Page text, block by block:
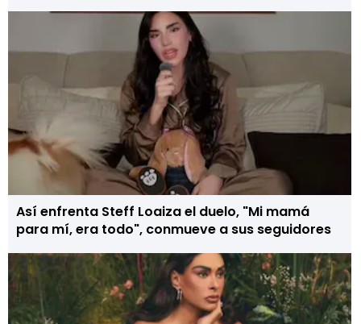
Así enfrenta Steff Loaiza el duelo, "Mi mamá
para mí, era todo", conmueve a sus seguidores